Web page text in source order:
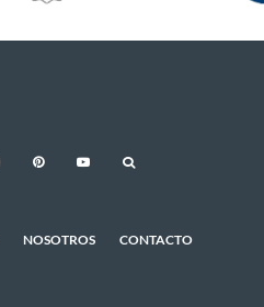
NOSOTROS CONTACTO